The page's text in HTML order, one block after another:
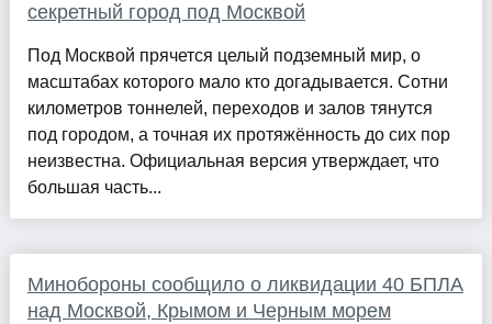
секретный город под Москвой
Под Москвой прячется целый подземный мир, о
масштабах которого мало кто догадывается. Сотни
километров тоннелей, переходов и залов тянутся
под городом, а точная их протяжённость до сих пор
неизвестна. Официальная версия утверждает, что
большая часть...
Минобороны сообщило о ликвидации 40 БПЛА
над Москвой, Крымом и Черным морем